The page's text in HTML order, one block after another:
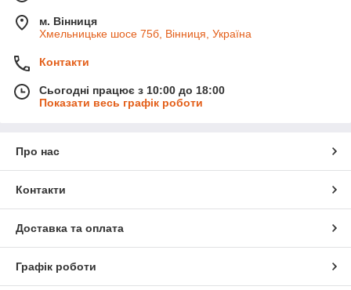
м. Вінниця
Хмельницьке шосе 75б, Вінниця, Україна
Контакти
Сьогодні працює з 10:00 до 18:00
Показати весь графік роботи
Про нас
Контакти
Доставка та оплата
Графік роботи